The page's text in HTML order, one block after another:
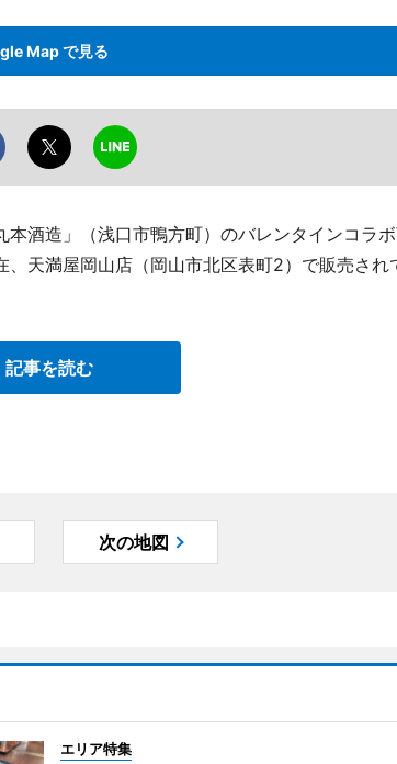
Map で見る
酒造」（浅口市鴨方町）のバレンタインコラ
、天満屋岡山店（岡山市北区表町2）で販売され
記事を読む
次の地図
エリア特集